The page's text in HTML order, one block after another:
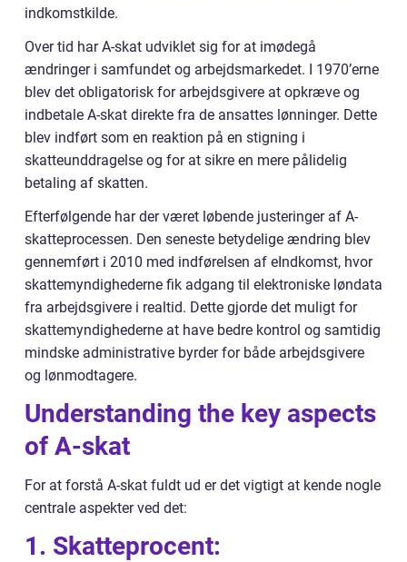
indkomstkilde.
Over tid har A-skat udviklet sig for at imødegå
ændringer i samfundet og arbejdsmarkedet. I 1970’erne
blev det obligatorisk for arbejdsgivere at opkræve og
indbetale A-skat direkte fra de ansattes lønninger. Dette
blev indført som en reaktion på en stigning i
skatteunddragelse og for at sikre en mere pålidelig
betaling af skatten.
Efterfølgende har der været løbende justeringer af A-
skatteprocessen. Den seneste betydelige ændring blev
gennemført i 2010 med indførelsen af eIndkomst, hvor
skattemyndighederne fik adgang til elektroniske løndata
fra arbejdsgivere i realtid. Dette gjorde det muligt for
skattemyndighederne at have bedre kontrol og samtidig
mindske administrative byrder for både arbejdsgivere
og lønmodtagere.
Understanding the key aspects
of A-skat
For at forstå A-skat fuldt ud er det vigtigt at kende nogle
centrale aspekter ved det:
1. Skatteprocent: